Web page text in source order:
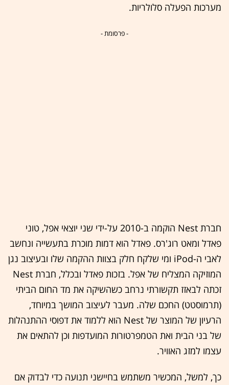
מערכות הפעלה סלולריות.
- פרסומת -
חברת Nest הוקמה ב-2010 על-ידי שני יוצאי אפל, טוני
פאדל ומאט רוג'רס. פאדל הוא דמות מוכרת בתעשייה ונחשב
לאבי ה-iPod ומי שלקח חלק בצוות ההקמה שלו ובעיצוב נגן
המוזיקה המצליח של אפל. בזכות פאדל ובכלל, חברת Nest
זכתה לבאזז תקשורתי נרחב כשהשיקה את מד החום הביתי
(תרמוסטט) החכם שלה. מעבר לעיצוב המושך במיוחד,
הרעיון של המוצר של Nest הוא ללמוד את דפוסי ההתנהלות
של בני הבית ואת הטמפרטורות המועדפות וכן להתאים את
עצמו למזג האוויר.
כך, למשל, המכשיר משתמש בחיישני תנועה כדי לבדוק אם